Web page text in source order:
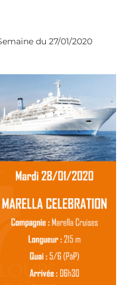
du 27/01/2020